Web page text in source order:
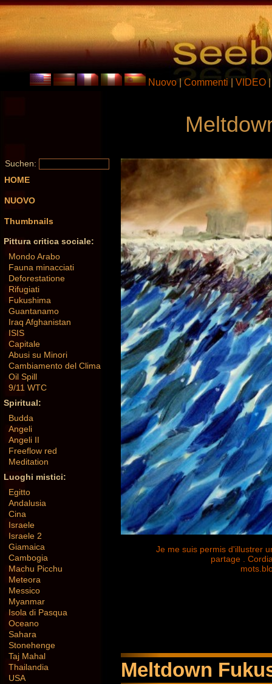
Nuovo Commenti VIDEO
Suchen:
HOME
NUOVO
Thumbnails
Pittura critica sociale:
Mondo Arabo
Fauna minacciati
Deforestatione
Rifugiati
Fukushima
Guantanamo
Iraq Afghanistan
ISIS
Capitale
Abusi su Minori
Cambiamento del Clima
Oil Spill
9/11 WTC
Spiritual:
Budda
Angeli
Angeli II
Freeflow red
Meditation
Luoghi mistici:
Egitto
Andalusia
Cina
Israele
Israele 2
Giamaica
Cambogia
Machu Picchu
Meteora
Messico
Myanmar
Isola di Pasqua
Oceano
Sahara
Stonehenge
Taj Mahal
Thailandia
USA
Je me suis permis d'illustrer
partage .
Meltdown